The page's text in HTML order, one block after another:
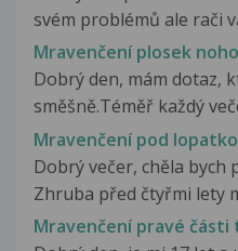
svém problémů ale rači
Mravenčení plosek
Dobrý den, mám dotaz,
směšně.Téměř každý
Mravenčení pod
Dobrý večer, chěla bych
Zhruba před čtyřmi lety
Mravenčení pravé části